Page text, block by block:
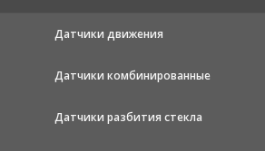
Датчики движения
Датчики комбинированные
Датчики разбития стекла